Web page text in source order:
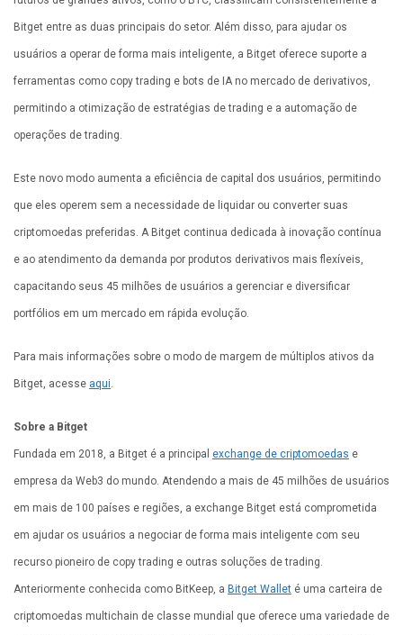
Bitget entre as duas principais do setor. Além disso, para ajudar os
usuários a operar de forma mais inteligente, a Bitget oferece suporte a
ferramentas como copy trading e bots de IA no mercado de derivativos,
permitindo a otimização de estratégias de trading e a automação de
operações de trading.
Este novo modo aumenta a eficiência de capital dos usuários, permitindo
que eles operem sem a necessidade de liquidar ou converter suas
criptomoedas preferidas. A Bitget continua dedicada à inovação contínua
e ao atendimento da demanda por produtos derivativos mais flexíveis,
capacitando seus 45 milhões de usuários a gerenciar e diversificar
portfólios em um mercado em rápida evolução.
Para mais informações sobre o modo de margem de múltiplos ativos da
Bitget, acesse aqui
Sobre a Bitget
Fundada em 2018, a Bitget é a principal exchange de criptomoedas e
empresa da Web3 do mundo. Atendendo a mais de 45 milhões de usuários
em mais de 100 países e regiões, a exchange Bitget está comprometida
em ajudar os usuários a negociar de forma mais inteligente com seu
recurso pioneiro de copy trading e outras soluções de trading.
Anteriormente conhecida como BitKeep, a Bitget Wallet é uma carteira de
criptomoedas multichain de classe mundial que oferece uma variedade de